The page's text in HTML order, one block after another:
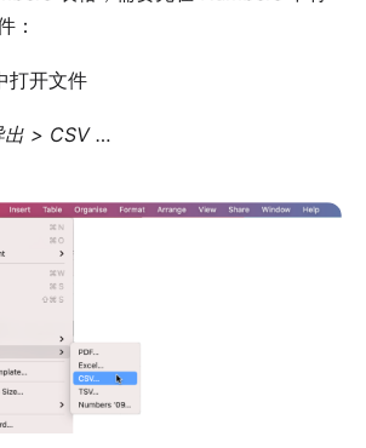
：
打开文件
出 > CSV …